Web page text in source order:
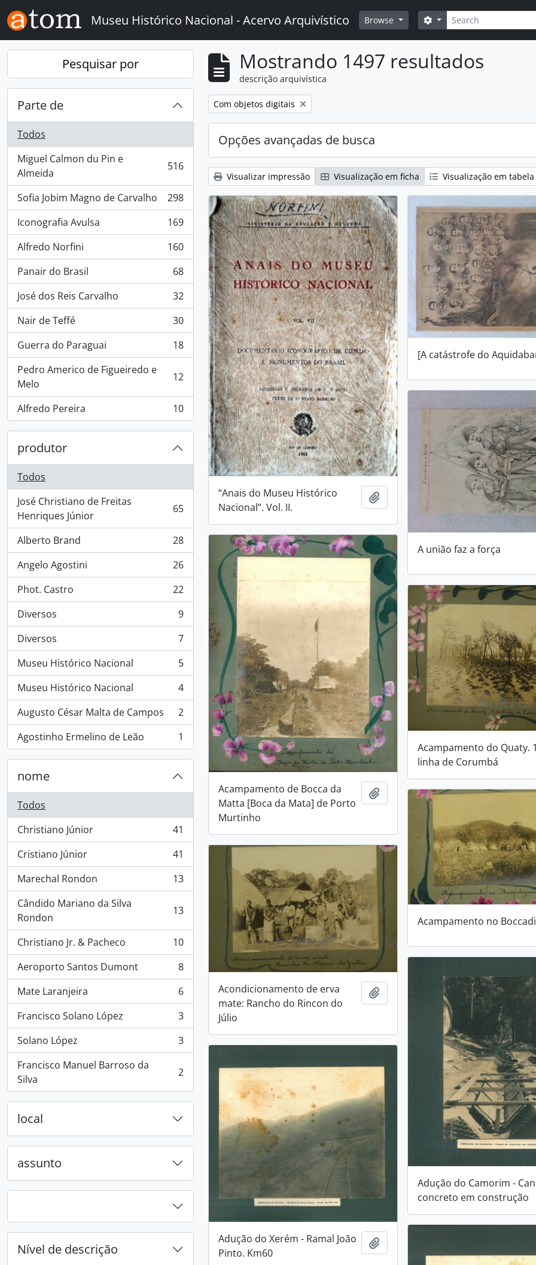
Skip to main content
Museu Histórico Nacional - Acervo Arquivístico Browse Buscar
Opções de busca
Pesquisar por
Parte de
Todos
Miguel Calmon du Pin e
Almeida
, 516 resultados 516
Sofia Jobim Magno de Carvalho
, 298 resultados
298
Iconografia Avulsa
, 169 resultados
169
Alfredo Norfini
, 160 resultados
160
Panair do Brasil
, 68 resultados
68
José dos Reis Carvalho
, 32 resultados
32
Nair de Teffé
, 30 resultados
30
Guerra do Paraguai
, 18 resultados
18
Pedro Americo de Figueiredo e
Melo
, 12 resultados 12
Alfredo Pereira
, 10 resultados 10
produtor
Todos
José Christiano de Freitas
Henriques Júnior
, 65 resultados 65
Alberto Brand
, 28 resultados
28
Angelo Agostini
, 26 resultados
26
Phot. Castro
, 22 resultados
22
Diversos
, 9 resultados
9
Diversos
, 7 resultados
7
Museu Histórico Nacional
, 5 resultados
5
Museu Histórico Nacional
, 4 resultados
4
Augusto César Malta de Campos
, 2 resultados
2
Agostinho Ermelino de Leão
, 1 resultados 1
nome
Todos
Christiano Júnior
, 41 resultados
41
Cristiano Júnior
, 41 resultados
41
Marechal Rondon
, 13 resultados
13
Cândido Mariano da Silva
Rondon
, 13 resultados 13
Christiano Jr. & Pacheco
, 10 resultados
10
Aeroporto Santos Dumont
, 8 resultados
8
Mate Laranjeira
, 6 resultados
6
Francisco Solano López
, 3 resultados
3
Solano López
, 3 resultados
3
Francisco Manuel Barroso da
Silva
, 2 resultados 2
local
assunto
Nível de descrição
Mostrando 1497 resultados
descrição arquivística
Remover filtro:
Com objetos digitais
Opções avançadas de busca
Visualizar impressão Visualização em ficha Visualização em tabela
“Anais do Museu Histórico
Nacional”. Vol. II.
Adicionar a área de transferência
[A catástrofe do
A união faz a força
Acampamento de Bocca da
Matta [Boca da Mata] de Porto
Murtinho
Adicionar a área de transferência
Acampamento do Quaty.
linha de Corumbá
Acampamento no
Acondicionamento de erva
mate: Rancho do Rincon do
Júlio
Adicionar a área de transferência
Adução do Camorim -
concreto em construção
Adução do Xerém - Ramal João
Pinto. Km60